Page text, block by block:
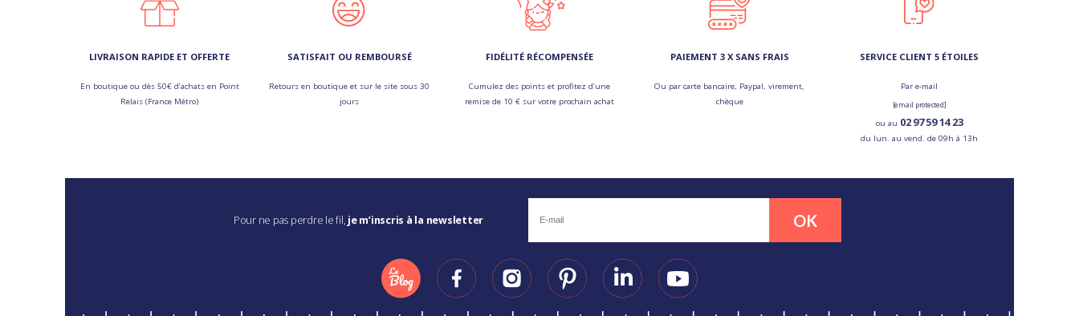
LIVRAISON RAPIDE ET OFFERTE
En boutique ou dès 50€ d’achats en Point
Relais (France Métro)
SATISFAIT OU REMBOURSÉ
Retours en boutique et sur le site sous 30
jours
FIDÉLITÉ RÉCOMPENSÉE
Cumulez des points et profitez d’une
remise de 10 € sur votre prochain achat
PAIEMENT 3 X SANS FRAIS
Ou par carte bancaire, Paypal, virement,
chèque
SERVICE CLIENT 5 ÉTOILES
Par e-mail
[email protected]
ou au 02 97 59 14 23
du lun. au vend. de 09h à 13h
Pour ne pas perdre le fil, je m’inscris à la newsletter OK